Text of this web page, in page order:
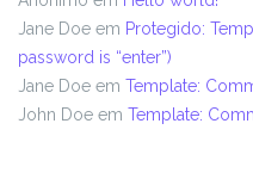
Jane Doe em Protegido:
password is “enter”)
Jane Doe em Template:
John Doe em Template: